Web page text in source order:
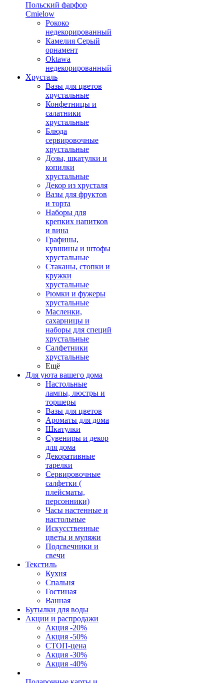
Польский фарфор
Сmielow
Рококо
недекорированный
Камелия Серый
орнамент
Oktawa
недекорированный
Хрусталь
Вазы для цветов
хрустальные
Конфетницы и
салатники
хрустальные
Блюда
сервировочные
хрустальные
Дозы, шкатулки и
копилки
хрустальные
Декор из хрусталя
Вазы для фруктов
и торта
Наборы для
крепких напитков
и вина
Графины,
кувшины и штофы
хрустальные
Стаканы, стопки и
кружки
хрустальные
Рюмки и фужеры
хрустальные
Масленки,
сахарницы и
наборы для специй
хрустальные
Салфетники
хрустальные
Ещё
Для уюта вашего дома
Настольные
лампы, люстры и
торшеры
Вазы для цветов
Ароматы для дома
Шкатулки
Сувениры и декор
для дома
Декоративные
тарелки
Сервировочные
салфетки (
плейсматы,
персонники)
Часы настенные и
настольные
Искусственные
цветы и муляжи
Подсвечники и
свечи
Текстиль
Кухня
Спальня
Гостиная
Ванная
Бутылки для воды
Акции и распродажи
Акция -20%
Акция -50%
СТОП-цена
Акция -30%
Акция -40%